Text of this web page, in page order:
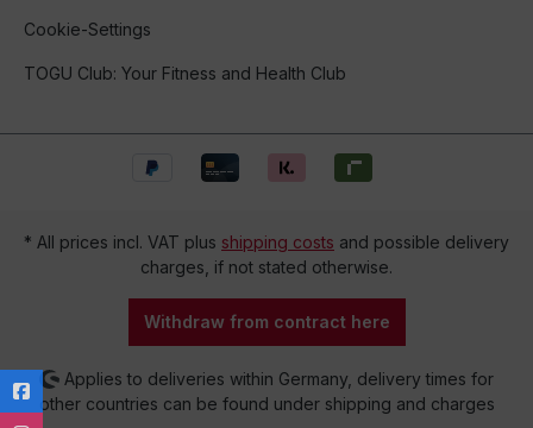
Cookie-Settings
TOGU Club: Your Fitness and Health Club
* All prices incl. VAT plus shipping costs and possible delivery
charges, if not stated otherwise.
Withdraw from contract here
Applies to deliveries within Germany, delivery times for
other countries can be found under shipping and charges